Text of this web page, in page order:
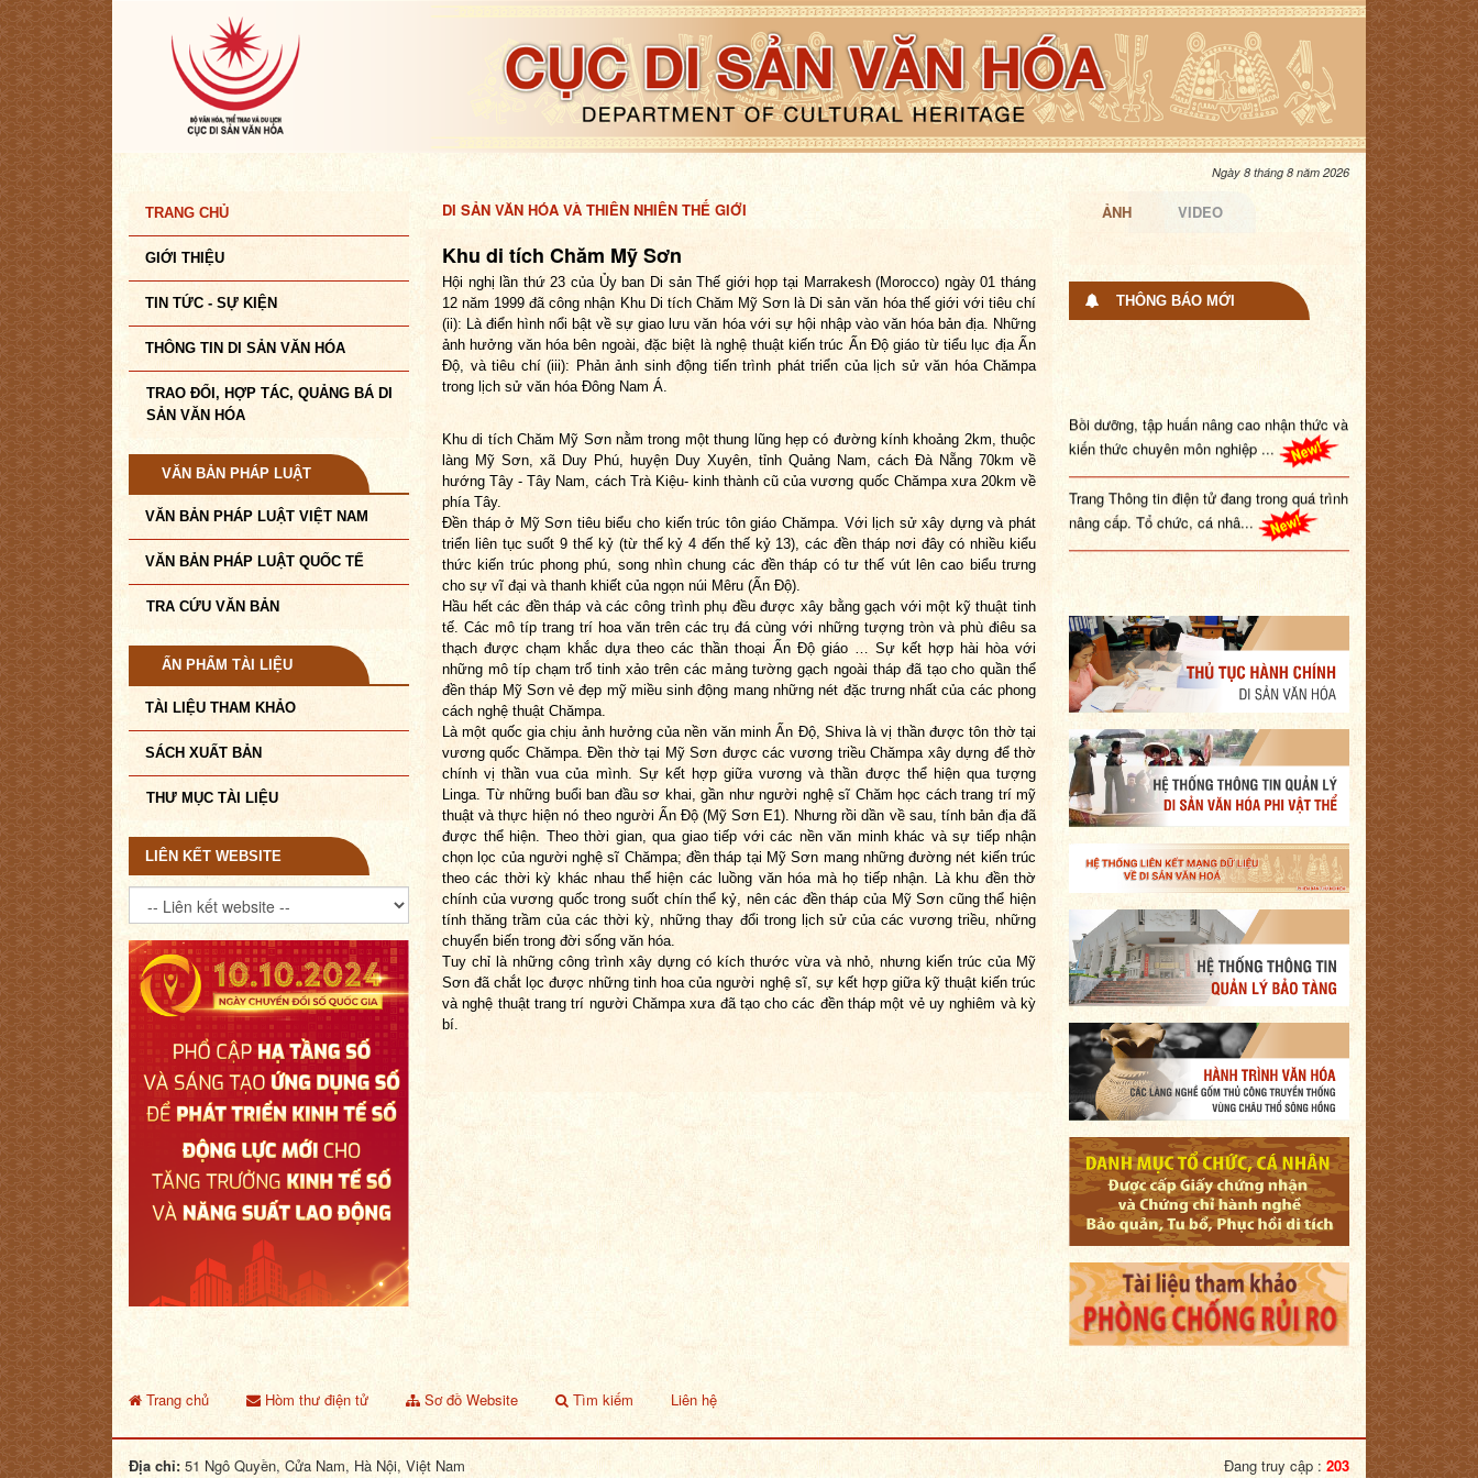
Ngày 8 tháng 8 năm 2026
TRANG CHỦ
GIỚI THIỆU
TIN TỨC - SỰ KIỆN
THÔNG TIN DI SẢN VĂN HÓA
TRAO ĐỔI, HỢP TÁC, QUẢNG BÁ DI
SẢN VĂN HÓA
VĂN BẢN PHÁP LUẬT
VĂN BẢN PHÁP LUẬT VIỆT NAM
VĂN BẢN PHÁP LUẬT QUỐC TẾ
TRA CỨU VĂN BẢN
ẤN PHẨM TÀI LIỆU
TÀI LIỆU THAM KHẢO
SÁCH XUẤT BẢN
THƯ MỤC TÀI LIỆU
LIÊN KẾT WEBSITE
DI SẢN VĂN HÓA VÀ THIÊN NHIÊN THẾ GIỚI
Khu di tích Chăm Mỹ Sơn
Hội nghị lần thứ 23 của Ủy ban Di sản Thế giới họp tại Marrakesh (Morocco) ngày 01 tháng
12 năm 1999 đã công nhận Khu Di tích Chăm Mỹ Sơn là Di sản văn hóa thế giới với tiêu chí
(ii): Là điển hình nổi bật về sự giao lưu văn hóa với sự hội nhập vào văn hóa bản địa. Những
ảnh hưởng văn hóa bên ngoài, đặc biệt là nghệ thuật kiến trúc Ấn Độ giáo từ tiểu lục địa Ấn
Độ, và tiêu chí (iii): Phản ảnh sinh động tiến trình phát triển của lịch sử văn hóa Chămpa
trong lịch sử văn hóa Đông Nam Á.
Khu di tích Chăm Mỹ Sơn nằm trong một thung lũng hẹp có đường kính khoảng 2km, thuộc
làng Mỹ Sơn, xã Duy Phú, huyện Duy Xuyên, tỉnh Quảng Nam, cách Đà Nẵng 70km về
hướng Tây - Tây Nam, cách Trà Kiệu- kinh thành cũ của vương quốc Chămpa xưa 20km về
phía Tây.
Đền tháp ở Mỹ Sơn tiêu biểu cho kiến trúc tôn giáo Chămpa. Với lịch sử xây dựng và phát
triển liên tục suốt 9 thế kỷ (từ thế kỷ 4 đến thế kỷ 13), các đền tháp nơi đây có nhiều kiểu
thức kiến trúc phong phú, song nhìn chung các đền tháp có tư thế vút lên cao biểu trưng
cho sự vĩ đại và thanh khiết của ngọn núi Mêru (Ấn Độ).
Hầu hết các đền tháp và các công trình phụ đều được xây bằng gạch với một kỹ thuật tinh
tế. Các mô típ trang trí hoa văn trên các trụ đá cùng với những tượng tròn và phù điêu sa
thạch được chạm khắc dựa theo các thần thoại Ấn Độ giáo … Sự kết hợp hài hòa với
những mô típ chạm trổ tinh xảo trên các mảng tường gạch ngoài tháp đã tạo cho quần thể
đền tháp Mỹ Sơn vẻ đẹp mỹ miều sinh động mang những nét đặc trưng nhất của các phong
cách nghệ thuật Chămpa.
Là một quốc gia chịu ảnh hưởng của nền văn minh Ấn Độ, Shiva là vị thần được tôn thờ tại
vương quốc Chămpa. Đền thờ tại Mỹ Sơn được các vương triều Chămpa xây dựng để thờ
chính vị thần vua của mình. Sự kết hợp giữa vương và thần được thể hiện qua tượng
Linga. Từ những buổi ban đầu sơ khai, gần như người nghệ sĩ Chăm học cách trang trí mỹ
thuật và thực hiện nó theo người Ấn Độ (Mỹ Sơn E1). Nhưng rồi dần về sau, tính bản địa đã
được thể hiện. Theo thời gian, qua giao tiếp với các nền văn minh khác và sự tiếp nhận
chọn lọc của người nghệ sĩ Chămpa; đền tháp tại Mỹ Sơn mang những đường nét kiến trúc
theo các thời kỳ khác nhau thể hiện các luồng văn hóa mà họ tiếp nhận. Là khu đền thờ
chính của vương quốc trong suốt chín thể kỷ, nên các đền tháp của Mỹ Sơn cũng thể hiện
tính thăng trầm của các thời kỳ, những thay đổi trong lịch sử của các vương triều, những
chuyển biến trong đời sống văn hóa.
Tuy chỉ là những công trình xây dựng có kích thước vừa và nhỏ, nhưng kiến trúc của Mỹ
Sơn đã chắt lọc được những tinh hoa của người nghệ sĩ, sự kết hợp giữa kỹ thuật kiến trúc
và nghệ thuật trang trí người Chămpa xưa đã tạo cho các đền tháp một vẻ uy nghiêm và kỳ
bí.
ẢNH VIDEO
THÔNG BÁO MỚI
Bồi dưỡng, tập huấn nâng cao nhận thức và
kiến thức chuyên môn nghiệp ...
Trang Thông tin điện tử đang trong quá trình
nâng cấp. Tổ chức, cá nhâ...
Trang chủ Hòm thư điện tử Sơ đồ Website Tìm kiếm Liên hệ
Địa chỉ: 51 Ngô Quyền, Cửa Nam, Hà Nội, Việt Nam
Đang truy cập : 203